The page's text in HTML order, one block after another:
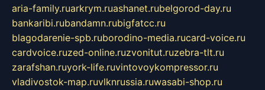
aria-family.ruarkrym.ruashanet.rubelgorod-day.ru
bankaribi.rubandamn.rubigfatcc.ru
blagodarenie-spb.ruborodino-media.rucard-voice.ru
cardvoice.ruzed-online.ruzvonitut.ruzebra-tlt.ru
zarafshan.ruyork-life.ruvintovoykompressor.ru
vladivostok-map.ruvlknrussia.ruwasabi-shop.ru